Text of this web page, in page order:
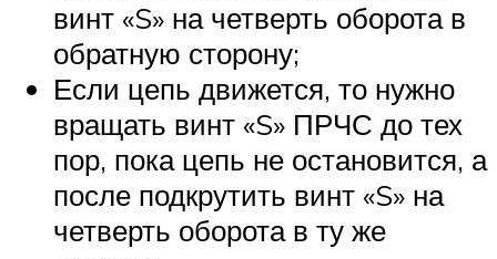
винт «S» на четверть оборота в
обратную сторону;
Если цепь движется, то нужно
вращать винт «S» ПРЧС до тех
пор, пока цепь не остановится, а
после подкрутить винт «S» на
четверть оборота в ту же